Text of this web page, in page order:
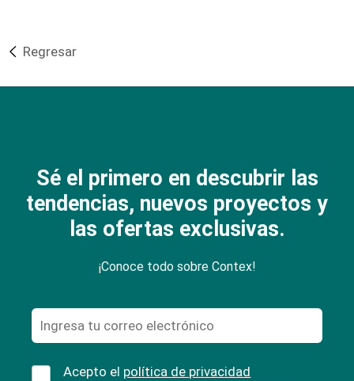
Regresar
Sé el primero en descubrir las
tendencias, nuevos proyectos y
las ofertas exclusivas.
¡Conoce todo sobre Contex!
Acepto el política de privacidad